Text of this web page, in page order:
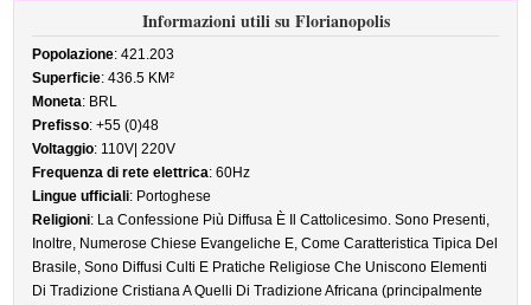
Informazioni utili su Florianopolis
Popolazione: 421.203
Superficie: 436.5 KM²
Moneta: BRL
Prefisso: +55 (0)48
Voltaggio: 110V| 220V
Frequenza di rete elettrica: 60Hz
Lingue ufficiali: Portoghese
Religioni: La Confessione Più Diffusa È Il Cattolicesimo. Sono Presenti,
Inoltre, Numerose Chiese Evangeliche E, Come Caratteristica Tipica Del
Brasile, Sono Diffusi Culti E Pratiche Religiose Che Uniscono Elementi
Di Tradizione Cristiana A Quelli Di Tradizione Africana (principalmente